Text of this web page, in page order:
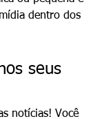
dentro dos
seus
notícias! Você